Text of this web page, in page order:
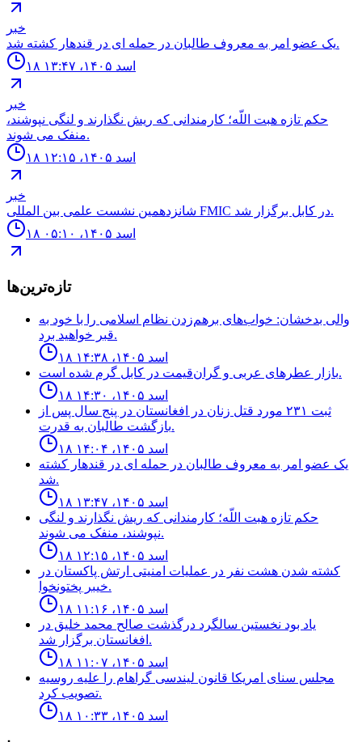
خبر
يک عضو امر به معروف طالبان در حمله اى در قندهار كشته شد.
۱۸ اسد ۱۴۰۵، ۱۳:۴۷
خبر
حكم تازه هبت اللّه؛ كارمندانى كه ريش نگذارند و لنگى نپوشند،
منفک مى شوند.
۱۸ اسد ۱۴۰۵، ۱۲:۱۵
خبر
شانزدهمين نشست علمى بين المللى FMIC در كابل برگزار شد.
۱۸ اسد ۱۴۰۵، ۰۵:۱۰
تازه‌ترین‌ها
والی بدخشان: خواب‌های برهم‌زدن نظام اسلامی را با خود به
قبر خواهید برد.
۱۸ اسد ۱۴۰۵، ۱۴:۳۸
بازار عطرهای عربی و گران‌قیمت در کابل گرم شده است.
۱۸ اسد ۱۴۰۵، ۱۴:۳۰
ثبت ٢٣١ مورد قتل زنان در افغانستان در پنج سال پس از
بازگشت طالبان به قدرت.
۱۸ اسد ۱۴۰۵، ۱۴:۰۴
يک عضو امر به معروف طالبان در حمله اى در قندهار كشته
شد.
۱۸ اسد ۱۴۰۵، ۱۳:۴۷
حكم تازه هبت اللّه؛ كارمندانى كه ريش نگذارند و لنگى
نپوشند، منفک مى شوند.
۱۸ اسد ۱۴۰۵، ۱۲:۱۵
كشته شدن هشت نفر در عمليات امنيتى ارتش پاكستان در
خيبر پختونخوا.
۱۸ اسد ۱۴۰۵، ۱۱:۱۶
ياد بود نخستين سالگرد درگذشت صالح محمد خليق در
افغانستان برگزار شد.
۱۸ اسد ۱۴۰۵، ۱۱:۰۷
مجلس سناى امريكا قانون ليندسى گراهام را عليه روسيه
تصويب كرد.
۱۸ اسد ۱۴۰۵، ۱۰:۳۳